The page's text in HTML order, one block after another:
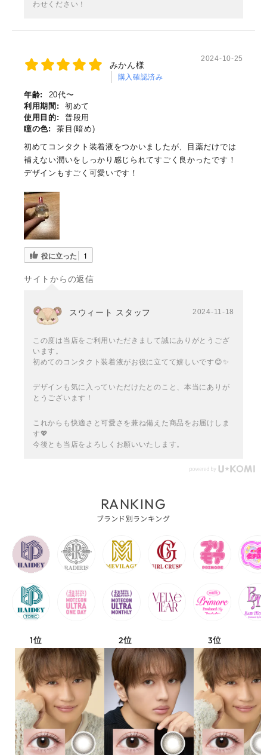
わせください！
みかん様
購入確認済み
2024-10-25
年齢:
20代〜
利用期間:
初めて
使用目的:
普段用
瞳の色:
茶目(暗め)
初めてコンタクト装着液をつかいましたが、目薬だけでは
補えない潤いをしっかり感じられてすごく良かったです！
デザインもすごく可愛いです！
役に立った 1
サイトからの返信
スウィート スタッフ 2024-11-18
この度は当店をご利用いただきまして誠にありがとうござ
います。
初めてのコンタクト装着液がお役に立てて嬉しいです😊✨
デザインも気に入っていただけたとのこと、本当にありが
とうございます！
これからも快適さと可愛さを兼ね備えた商品をお届けしま
す💖
今後とも当店をよろしくお願いいたします。
RANKING
ブランド別ランキング